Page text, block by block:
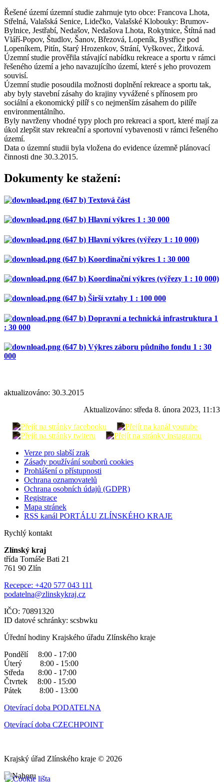
Řešené území územní studie zahrnuje tyto obce: Francova Lhota,
Střelná, Valašská Senice, Lidečko, Valašské Klobouky: Brumov-
Bylnice, Jestřabí, Nedašov, Nedašova Lhota, Rokytnice, Štítná nad
Vláří-Popov, Študlov, Šanov, Březová, Lopeník, Bystřice pod
Lopeníkem, Pitín, Starý Hrozenkov, Strání, Vyškovec, Žitková.
Územní studie prověřila stávající nabídku rekreace a sportu v rámci
řešeného území a jeho navazujícího území, které s jeho provozem
souvisí.
Územní studie posoudila možnosti doplnění rekreace a sportu tak,
aby byly stavební zásahy do krajiny vyvážené s přínosem pro
sociální a ekonomický pilíř s co nejmenším zásahem do pilíře
environmentálního.
Byly navrženy vhodné typy ploch pro rekreaci a sport, které mají za
úkol zlepšit stav rekreační a sportovní vybavenosti v rámci řešeného
území.
Data o územní studii byla vložena do evidence územně plánovací
činnosti dne 30.3.2015.
Dokumenty ke stažení:
Textová část
Hlavní výkres 1 : 30 000
Hlavní výkres (výřezy 1 : 10 000)
Koordinační výkres 1 : 30 000
Koordinační výkres (výřezy 1 : 10 000)
Širší vztahy 1 : 100 000
Dopravní a technická infrastruktura 1
: 30 000
Výkres záboru půdního fondu 1 : 30
000
aktualizováno: 30.3.2015
Aktualizováno: středa 8. února 2023, 11:13
Verze pro slabší zrak
Zásady používání souborů cookies
Prohlášení o přístupnosti
Ochrana oznamovatelů
Ochrana osobních údajů (GDPR)
Registrace
Mapa stránek
RSS kanál PORTÁLU ZLÍNSKÉHO KRAJE
Rychlý kontakt
Zlínský kraj
třída Tomáše Bati 21
761 90 Zlín
Recepce: +420 577 043 111
podatelna@zlinskykraj.cz
IČO: 70891320
ID datové schránky: scsbwku
Úřední hodiny Krajského úřadu Zlínského kraje
Pondělí 8:00 - 17:00
Úterý 8:00 - 15:00
Středa 8:00 - 17:00
Čtvrtek 8:00 - 15:00
Pátek 8:00 - 13:00
Otevírací doba PODATELNA
Otevírací doba CZECHPOINT
Krajský úřad Zlínského kraje © 2026